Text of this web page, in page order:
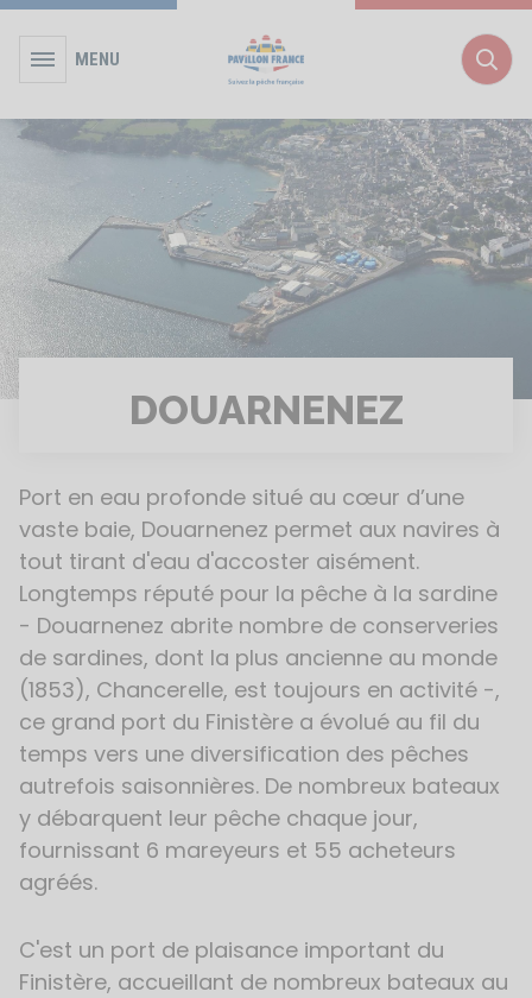
MENU
DOUARNENEZ
Port en eau profonde situé au cœur d’une
vaste baie, Douarnenez permet aux navires à
tout tirant d'eau d'accoster aisément.
Longtemps réputé pour la pêche à la sardine
- Douarnenez abrite nombre de conserveries
de sardines, dont la plus ancienne au monde
(1853), Chancerelle, est toujours en activité -,
ce grand port du Finistère a évolué au fil du
temps vers une diversification des pêches
autrefois saisonnières. De nombreux bateaux
y débarquent leur pêche chaque jour,
fournissant 6 mareyeurs et 55 acheteurs
agréés.
C'est un port de plaisance important du
Finistère, accueillant de nombreux bateaux au